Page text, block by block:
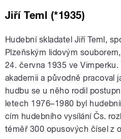
Jiří Teml (*1935)
Hudební skladatel Jiří Teml,
Plzeňským lidovým
24. června 1935 ve
akademii a původně pracoval
hudbu se u něho rodil
letech 1976–1980 byl
cím hudebního vysílání Čs.
téměř 300 opusových čísel z